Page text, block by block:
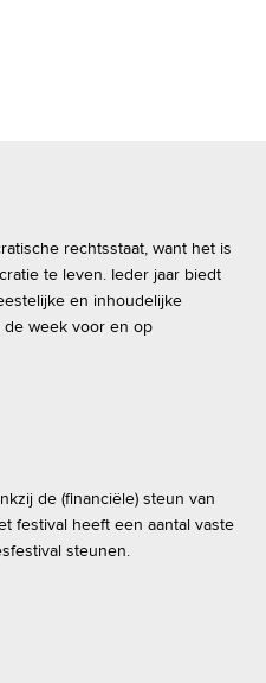
rechtsstaat, want het is
te leven. Ieder jaar biedt
en inhoudelijke
de week voor en op
de (financiële) steun van
festival heeft een aantal vaste
steunen.